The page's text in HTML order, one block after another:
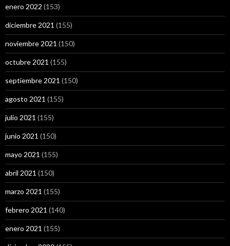
enero 2022 (153)
diciembre 2021 (155)
noviembre 2021 (150)
octubre 2021 (155)
septiembre 2021 (150)
agosto 2021 (155)
julio 2021 (155)
junio 2021 (150)
mayo 2021 (155)
abril 2021 (150)
marzo 2021 (155)
febrero 2021 (140)
enero 2021 (155)